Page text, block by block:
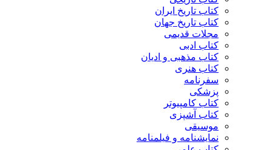
کتاب تاریخ ایران
کتاب تاریخ جهان
مجلات قدیمی
کتاب ادبی
کتاب مذهبی و ادیان
کتاب هنری
سفرنامه
پزشکی
کتاب کامپیوتر
کتاب آشپزی
موسیقی
نمایشنامه و فیلمنامه